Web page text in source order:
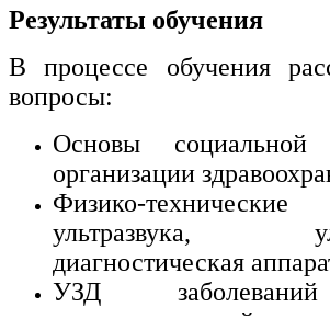
Результаты обучения
В процессе обучения
вопросы:
Основы
организации
Физико-
ультразвука,
диагностическая
УЗД